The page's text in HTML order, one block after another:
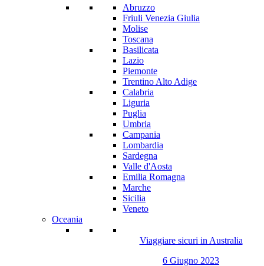
Abruzzo
Friuli Venezia Giulia
Molise
Toscana
Basilicata
Lazio
Piemonte
Trentino Alto Adige
Calabria
Liguria
Puglia
Umbria
Campania
Lombardia
Sardegna
Valle d'Aosta
Emilia Romagna
Marche
Sicilia
Veneto
Oceania
Viaggiare sicuri in Australia
6 Giugno 2023